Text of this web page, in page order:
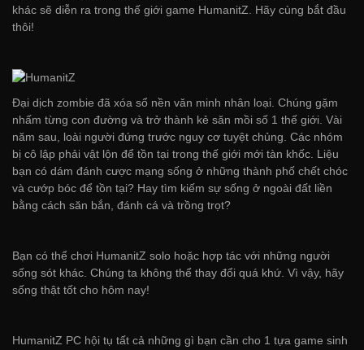
khác sẽ diễn ra trong thế giới game HumanitZ. Hãy cùng bắt đầu
thôi!
Đại dịch zombie đã xóa sổ nền văn minh nhân loại. Chúng gặm
nhấm từng con đường và trở thành kẻ săn mồi số 1 thế giới. Vài
năm sau, loài người đứng trước nguy cơ tuyệt chủng. Các nhóm
bị cô lập phải vật lộn để tồn tại trong thế giới mới tàn khốc. Liệu
bạn có dám đánh cược mạng sống ở những thành phố chết chóc
và cướp bóc để tồn tại? Hay tìm kiếm sự sống ở ngoài đất liền
bằng cách săn bắn, đánh cá và trồng trọt?
Bạn có thể chơi HumanitZ solo hoặc hợp tác với những người
sống sót khác. Chúng ta không thể thay đổi quá khứ. Vì vậy, hãy
sống thật tốt cho hôm nay!
HumanitZ PC hội tụ tất cả những gì bạn cần cho 1 tựa game sinh